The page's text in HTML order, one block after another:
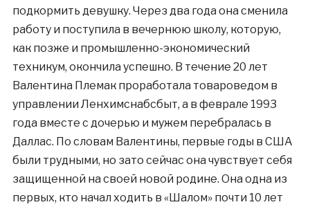
подкормить девушку. Через два года она сменила
работу и поступила в вечернюю школу, которую,
как позже и промышленно-экономический
техникум, окончила успешно. В течение 20 лет
Валентина Племак проработала товароведом в
управлении Ленхимснабсбыт, а в феврале 1993
года вместе с дочерью и мужем перебралась в
Даллас. По словам Валентины, первые годы в США
были трудными, но зато сейчас она чувствует себя
защищенной на своей новой родине. Она одна из
первых, кто начал ходить в «Шалом» почти 10 лет